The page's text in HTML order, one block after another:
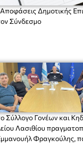
Αποφάσεις Δημοτικής
Σύνδεσμο
Σύλλογο Γονέων και
Λασιθίου
Φραγκούλης,
σχολείου κας